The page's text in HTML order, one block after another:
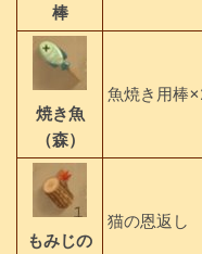
棒
焼き魚
（森）
魚焼き用棒
もみじの
猫の恩返し